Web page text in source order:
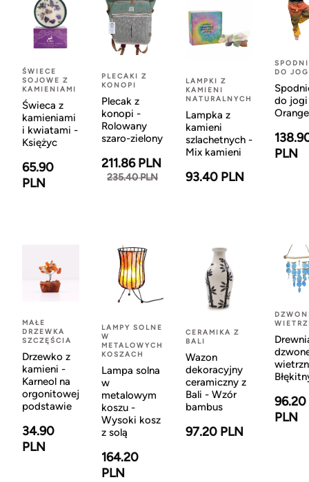
ŚWIECE
SOJOWE Z
KAMIENIAMI
Świeca z
kamieniami
i kwiatami -
Księżyc
65.90
PLN
PLECAKI Z
KONOPI
Plecak z
konopi -
Rolowany
szaro-zielony
211.86 PLN
235.40 PLN
LAMPKI Z
KAMIENI
NATURALNYCH
Lampka z
kamieni
szlachetnych -
Mix kamieni
93.40 PLN
DO
do
Orange
PLN
MAŁE
DRZEWKA
SZCZĘŚCIA
Drzewko z
kamieni -
Karneol na
orgonitowej
podstawie
34.90
PLN
LAMPY SOLNE
W
METALOWYCH
KOSZACH
Lampa solna
w
metalowym
koszu -
Wysoki kosz
z solą
164.20
PLN
CERAMIKA Z
BALI
Wazon
dekoracyjny
ceramiczny z
Bali - Wzór
bambus
97.20 PLN
96.20
PLN